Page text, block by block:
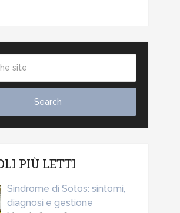
PIÙ LETTI
Sindrome di Sotos: sintomi,
diagnosi e gestione